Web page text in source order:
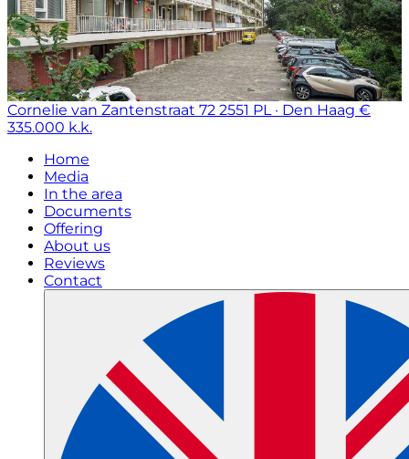
Cornelie van Zantenstraat 72 2551 PL · Den Haag €
335.000 k.k.
Home
Media
In the area
Documents
Offering
About us
Reviews
Contact